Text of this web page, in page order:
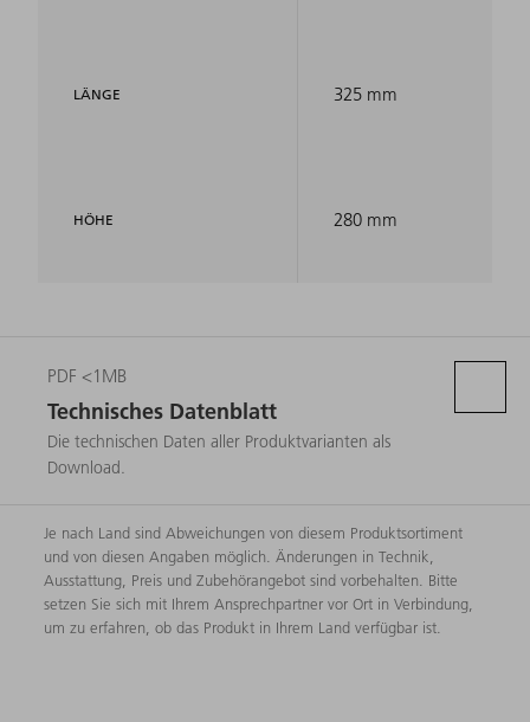
LÄNGE
HÖHE
325 mm
280 mm
PDF <1MB
Technisches Datenblatt
Die technischen Daten aller Produktvarianten als
Download.
Je nach Land sind Abweichungen von diesem Produktsortiment
und von diesen Angaben möglich. Änderungen in Technik,
Ausstattung, Preis und Zubehörangebot sind vorbehalten. Bitte
setzen Sie sich mit Ihrem Ansprechpartner vor Ort in Verbindung,
um zu erfahren, ob das Produkt in Ihrem Land verfügbar ist.